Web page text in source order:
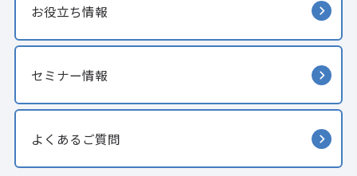
お役立ち情報
セミナー情報
よくあるご質問